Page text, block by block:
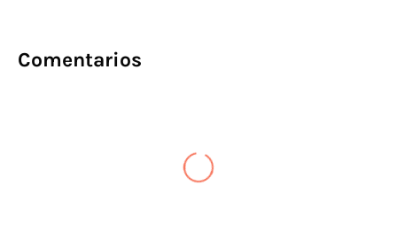
Comentarios